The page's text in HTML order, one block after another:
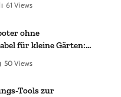
61 Views
ohne
für kleine Gärten:
bis 500 m² wirklich
50 Views
Tools zur